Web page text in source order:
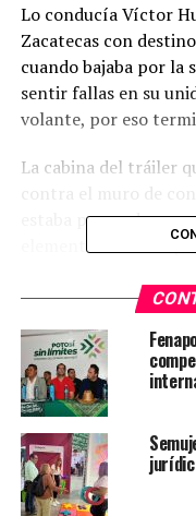
Lo conducía Víctor
Zacatecas con
cuando bajaba por la
sentir fallas en su
volante, por eso
La cabina del tráiler
contra el muro de
estaba prensado,
elementos del
Autovía y no tenía
TEMAS RELACIONADOS
YA VIENE
Denuncian robos a
Luna
NO TE PIERDAS
Realizará AMLO gira